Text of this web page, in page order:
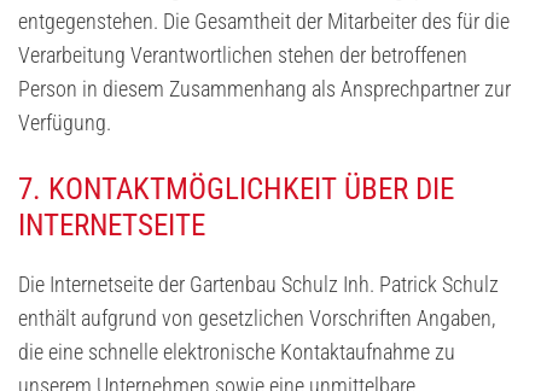
entgegenstehen. Die Gesamtheit der Mitarbeiter des für die
Verarbeitung Verantwortlichen stehen der betroffenen
Person in diesem Zusammenhang als Ansprechpartner zur
Verfügung.
7. KONTAKTMÖGLICHKEIT ÜBER DIE
INTERNETSEITE
Die Internetseite der Gartenbau Schulz Inh. Patrick Schulz
enthält aufgrund von gesetzlichen Vorschriften Angaben,
die eine schnelle elektronische Kontaktaufnahme zu
unserem Unternehmen sowie eine unmittelbare